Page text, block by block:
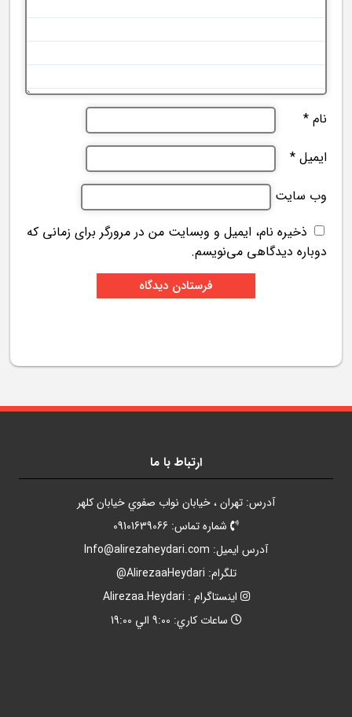
نام *
ایمیل *
وب‌ سایت
ذخیره نام، ایمیل و وبسایت من در مرورگر برای زمانی که
دوباره دیدگاهی می‌نویسم.
ارتباط با ما
آدرس: تهران ، خيابان نواب صفوي خيابان کلهر
شماره تماس: 09101639066
آدرس ايميل: Info@alirezaheydari.com
تلگرام: AlirezaaHeydari@
اينستاگرام : Alirezaa.Heydari
ساعات کاري: 9:00 الي 19:00